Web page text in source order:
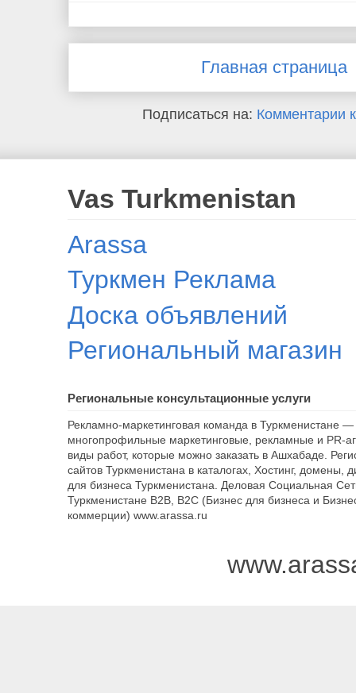
Главная страница
Подписаться на: Комментарии
Vas Turkmenistan
Arassa
Туркмен Реклама
Доска объявлений
Региональный магазин
Региональные консультационные услуги
Рекламно-маркетинговая команда в Туркменистане —
многопрофильные маркетинговые, рекламные и PR-
виды работ, которые можно заказать в Ашхабаде.
сайтов Туркменистана в каталогах, Хостинг, домены,
для бизнеса Туркменистана. Деловая Социальная
Туркменистане B2B, B2C (Бизнес для бизнеса и
коммерции) www.arassa.ru